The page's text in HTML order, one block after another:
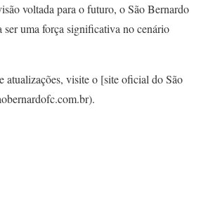
voltada para o futuro, o São Bernardo
uma força significativa no cenário
atualizações, visite o [site oficial do São